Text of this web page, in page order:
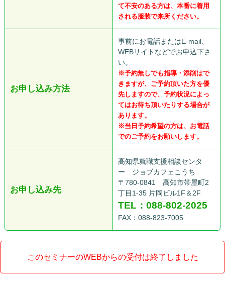
て不安のある方は、本番に着用
される服装で来所ください。
お申し込み方法
事前にお電話またはE-mail、
WEBサイトなどでお申込下さ
い。
※予約無しでも指導・添削はで
きますが、ご予約頂いた方を優
先しますので、予約状況によっ
てはお待ち頂いたりする場合が
あります。
※当日予約希望の方は、お電話
でのご予約をお願いします。
お申し込み先
高知県就職支援相談センタ
ー ジョブカフェこうち
〒780-0841 高知市帯屋町2
丁目1-35 片岡ビル1F＆2F
TEL：088-802-2025
FAX：088-823-7005
このセミナーのWEBからの受付は終了しました